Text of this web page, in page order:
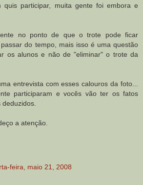
quis participar, muita gente foi embora e
no ponto de que o trote pode ficar
do tempo, mais isso é uma questão
os alunos e não de "eliminar" o trote da
entrevista com esses calouros da foto...
participaram e vocês vão ter os fatos
a atenção.
feira, maio 21, 2008